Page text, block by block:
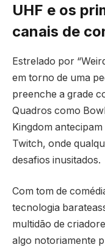
UHF e os
canais de
Estrelado por
em torno de uma
preenche a grade
Quadros como
Kingdom
Twitch, onde
desafios inusitados.
Com tom de
tecnologia
multidão de
algo notoriamente